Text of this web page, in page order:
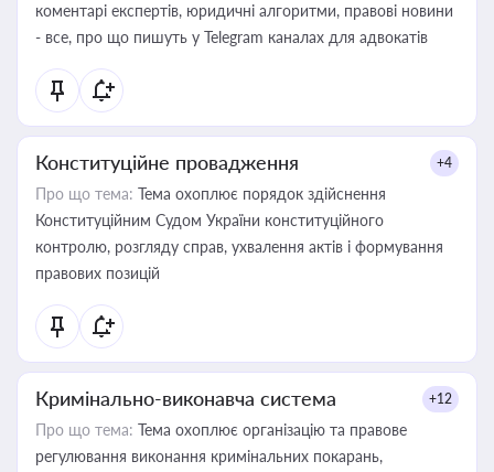
коментарі експертів, юридичні алгоритми, правові новини
- все, про що пишуть у Telegram каналах для адвокатів
Конституційне провадження +4
Про що тема: Тема охоплює порядок здійснення
Конституційним Судом України конституційного
контролю, розгляду справ, ухвалення актів і формування
правових позицій
Кримінально-виконавча система +12
Про що тема: Тема охоплює організацію та правове
регулювання виконання кримінальних покарань,